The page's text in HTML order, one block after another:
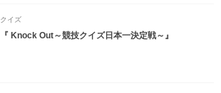
クイズ
『 Knock Out～競技クイズ日本一決定戦～』